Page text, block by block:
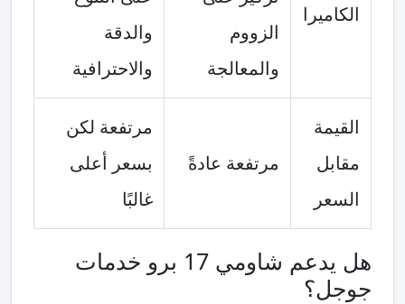
الكاميرا
الزووم
والمعالجة
والدقة
والاحترافية
القيمة
مقابل
السعر
مرتفعة عادةً
مرتفعة لكن
بسعر أعلى
غالبًا
هل يدعم شاومي 17 برو خدمات
جوجل؟